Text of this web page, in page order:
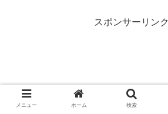
スポンサーリンク
メニュー ホーム 検索